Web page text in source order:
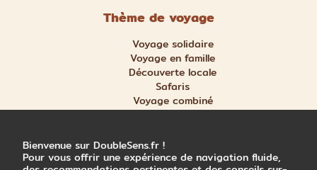
Thème de voyage
Voyage solidaire
Voyage en famille
Découverte locale
Safaris
Voyage combiné
Nature et aventure
Bienvenue sur DoubleSens.fr !
Pour vous offrir une expérience de navigation fluide,